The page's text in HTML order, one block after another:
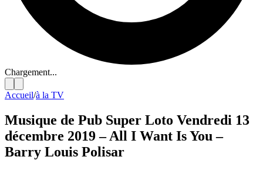
Chargement...
Accueil/à la TV
Musique de Pub Super Loto Vendredi 13
décembre 2019 – All I Want Is You –
Barry Louis Polisar